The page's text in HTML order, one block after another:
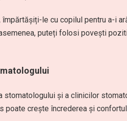
le cu copilul pentru a-i
puteți folosi povești
și a clinicilor
crește încrederea și